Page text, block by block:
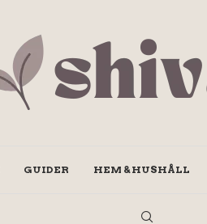
GUIDER HEM & HUSHÅLL